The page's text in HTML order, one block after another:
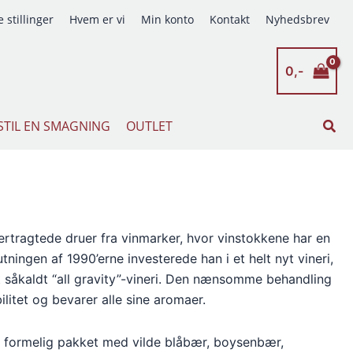
stillinger Hvem er vi Min konto Kontakt Nyhedsbrev
0,-
EN SMAGNING OUTLET Søg
druer fra vinmarker, hvor vinstokkene har en
af 1990’erne investerede han i et helt nyt vineri,
“all gravity”-vineri. Den nænsomme behandling
og bevarer alle sine aromaer.
formelig pakket med vilde blåbær, boysenbær,